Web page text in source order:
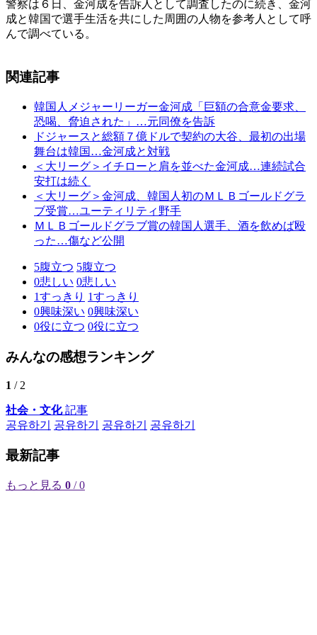
警察は６日、金河成を告訴人として調査したのに続き、金河
成と韓国で選手生活を共にした周囲の人物を参考人として呼
んで調べている。
関連記事
韓国人メジャーリーガー金河成「巨額の合意金要求、
恐喝、脅迫された」…元同僚を告訴
ドジャースと総額７億ドルで契約の大谷、最初の出場
舞台は韓国…金河成と対戦
＜大リーグ＞イチローと肩を並べた金河成…連続試合
安打は続く
＜大リーグ＞金河成、韓国人初のＭＬＢゴールドグラ
ブ受賞…ユーティリティ野手
ＭＬＢゴールドグラブ賞の韓国人選手、酒を飲めば殴
った…傷など公開
5腹立つ 5腹立つ
0悲しい 0悲しい
1すっきり 1すっきり
0興味深い 0興味深い
0役に立つ 0役に立つ
みんなの感想ランキング
1 / 2
社会・文化記事
공유하기
공유하기 공유하기 공유하기
最新記事
もっと見る 0 / 0